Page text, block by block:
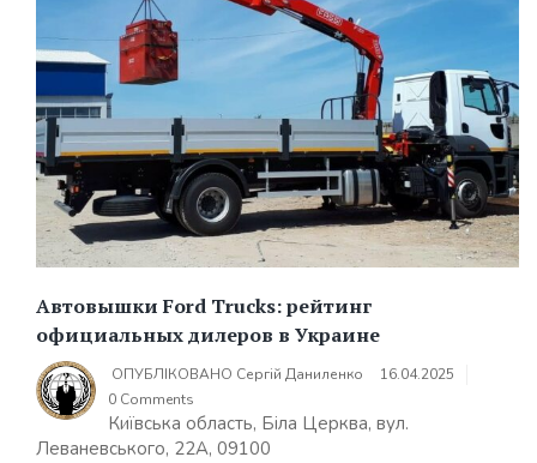
Автовышки Ford Trucks: рейтинг
официальных дилеров в Украине
ОПУБЛІКОВАНО Сергій Даниленко
16.04.2025
0 Comments
Київська область, Біла Церква, вул.
Леваневського, 22А, 09100